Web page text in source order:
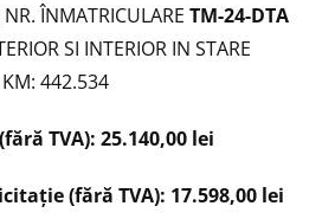
ÎNMATRICULARE TM-24-DTA
SI INTERIOR IN STARE
KM: 442.534
TVA): 25.140,00 lei
(fără TVA): 17.598,00 lei